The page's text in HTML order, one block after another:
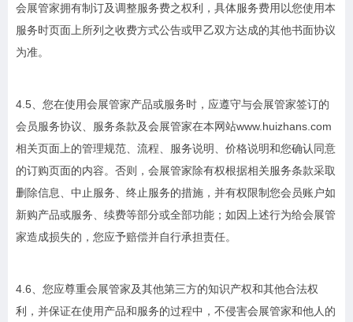
会展管家拥有制订及调整服务费之权利，具体服务费用以您使用本
服务时页面上所列之收费方式公告或甲乙双方达成的其他书面协议
为准。
4.5、您在使用会展管家产品或服务时，应遵守与会展管家签订的
会员服务协议、服务条款及会展管家在本网站www.huizhans.com
相关页面上的管理规范、流程、服务说明、价格说明和您确认同意
的订购页面的内容。否则，会展管家除有权根据相关服务条款采取
删除信息、中止服务、终止服务的措施，并有权限制您会员账户如
新购产品或服务、续费等部分或全部功能；如因上述行为给会展管
家造成损失的，您应予赔偿并自行承担责任。
4.6、您应尊重会展管家及其他第三方的知识产权和其他合法权
利，并保证在使用产品和服务的过程中，不侵害会展管家和他人的